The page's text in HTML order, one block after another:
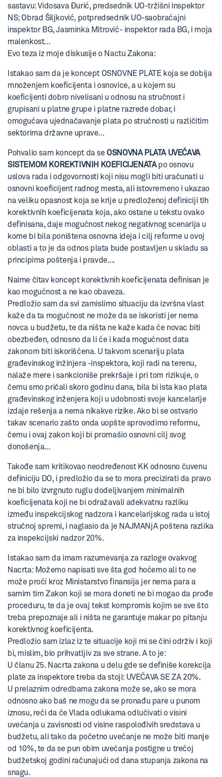
sastavu: Vidosava Đurić, predsednik UO-tržišni inspektor
NS; Obrad Šiljković, potpredsednik UO-saobraćajni
inspektor BG, Jasminka Mitrović- inspektor rada BG, i moja
malenkost…
Evo teza iz moje diskusije o Nactu Zakona:
Istakao sam da je koncept OSNOVNE PLATE koja se dobija
množenjem koeficijenta i osnovice, a u kojem su
koeficijenti dobro nivelisani u odnosu na stručnost i
grupisani u platne grupe i platne razrede dobar, i
omogućava ujednačavanje plata po stručnosti u različitim
sektorima državne uprave…
Pohvalio sam koncept da seOSNOVNA PLATA UVEĆAVA
SISTEMOM KOREKTIVNIH KOEFICIJENATApo osnovu
uslova rada i odgovornosti koji nisu mogli biti uračunati u
osnovni koeficijent radnog mesta, ali istovremeno i ukazao
na veliku opasnost koja se krije u predloženoj definiciji tih
korektivnih koeficijenata koja, ako ostane u tekstu ovako
definisana, daje mogućnost nekog negativnog scenarija u
kome bi bila poništena osnovna ideja i cilj reforme u ovoj
oblasti a to je da odnos plata bude postavljen u skladu sa
principima poštenja i pravde….
Naime čitav koncept korektivnih koeficijenata definisan je
kao mogućnost a ne kao obaveza.
Predložio sam da svi zamislimo situaciju da izvršna vlast
kaže da ta mogućnost ne može da se iskoristi jer nema
novca u budžetu, te da ništa ne kaže kada će novac biti
obezbeđen, odnosno da li će i kada mogućnost data
zakonom biti iskorišćena. U takvom scenariju plata
građevinskog inžinjera -inspektora, koji radi na terenu,
nalaže mere i sankcioniše prekršaje i pri tom rizikuje, o
čemu smo pričali skoro godinu dana, bila bi ista kao plata
građevinskog inženjera koji u udobnosti svoje kancelarije
izdaje rešenja a nema nikakve rizike. Ako bi se ostvario
takav scenario zašto onda uopšte sprovodimo reformu,
čemu i ovaj zakon koji bi promašio osnovni cilj svog
donošenja…
Takođe sam kritikovao neodređenost KK odnosno čuvenu
definiciju DO, i predložio da se to mora precizirati da pravo
ne bi bilo izvrgnuto ruglu dodeljivanjem minimalnih
koeficijenata koji ne bi odražavali adekvatnu razliku
između inspekcijskog nadzora i kancelarijskog rada u istoj
stručnoj spremi, i naglasio da je NAJMANjA poštena razlika
za inspekcijski nadzor 20%.
Istakao sam da imam razumevanja za razloge ovakvog
Nacrta: Možemo napisati sve šta god hoćemo ali to ne
može proći kroz Ministarstvo finansija jer nema para a
samim tim Zakon koji se mora doneti ne bi mogao da prođe
proceduru, te da je ovaj tekst kompromis kojim se sve što
treba prepoznaje ali i ništa ne garantuje makar po pitanju
korektivnog koeficijenta.
Predložio sam izlaz iz te situacije koji mi se čini održiv i koji
bi, mislim, bio prihvatljiv za sve strane. A to je:
U članu 25. Nacrta zakona u delu gde se definiše korekcija
plate za inspektore treba da stoji: UVEĆAVA SE ZA 20%.
U prelaznim odredbama zakona može se, ako se mora
odnosno ako baš ne mogu da se pronađu pare u punom
iznosu, reći da će Vlada odlukama odlučivati o visini
uvećanja u zavisnosti od visine raspolođivih sredstava u
budžetu, ali tako da početno uvećanje ne može biti manje
od 10%, te da se pun obim uvećanja postigne u trećoj
budžetskoj godini računajući od dana stupanja zakona na
snagu.